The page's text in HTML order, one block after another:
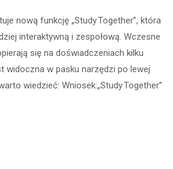
nową funkcję „Study Together”, która
interaktywną i zespołową. Wczesne
się na doświadczeniach kilku
widoczna w pasku narzędzi po lewej
wiedzieć: Wniosek:„Study Together”